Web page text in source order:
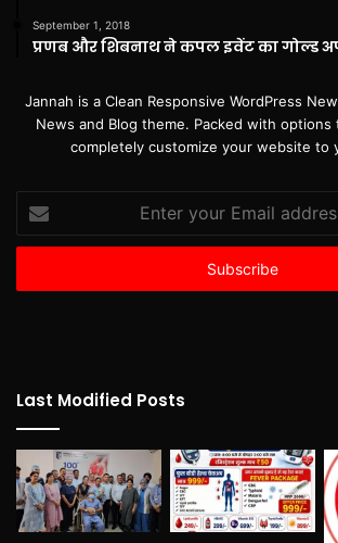
September 1, 2018
प्रणब और शिबनाथ ने कपल इवेंट का गोल्ड
Jannah is a Clean Responsive WordPress
News and Blog theme. Packed with
completely customize your website to
Enter
your
Email
Last Modified Posts